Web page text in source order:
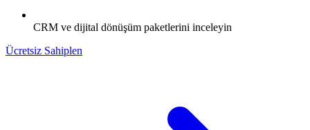
CRM ve dijital dönüşüm paketlerini inceleyin
Ücretsiz Sahiplen